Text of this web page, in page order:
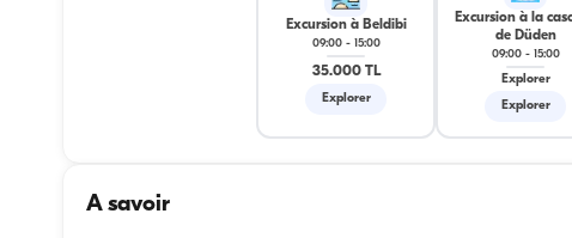
Excursion à Beldibi
09:00- 15:00
35.000 TL
Explorer
Excursion à la
de Düden
09:00- 15:00
Explorer
Explorer
A savoir